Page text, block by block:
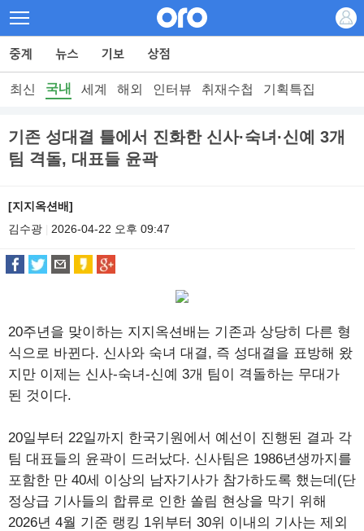
최신 국내 세계 해외 인터뷰 취재수첩 기획특집
기존 성대결 틀에서 진화한 신사·숙녀·신예 3개
팀 격돌, 대표들 윤곽
[지지옥션배]
김수광
2026-04-22 오후 09:47
20주년을 맞이하는 지지옥션배는 기존과 상당히 다른 형
식으로 바뀐다. 신사와 숙녀 대결, 즉 성대결을 표방해 왔
지만 이제는 신사-숙녀-신예 3개 팀이 격돌하는 무대가
된 것이다.
20일부터 22일까지 한국기원에서 예선이 진행된 결과 각
팀 대표들의 윤곽이 드러났다. 신사팀은 1986년생까지를
포함한 만 40세 이상의 남자기사가 참가하도록 했는데(단
정상급 기사들의 합류로 인한 쏠림 현상을 막기 위해
2026년 4월 기준 랭킹 1위부터 30위 이내의 기사는 제외